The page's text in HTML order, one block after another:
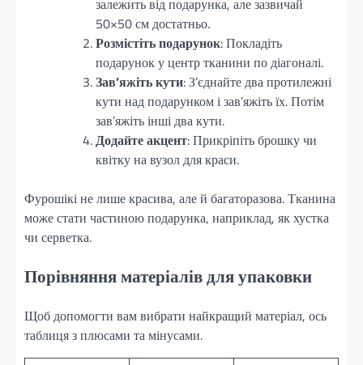
залежить від подарунка, але зазвичай
50×50 см достатньо.
Розмістіть подарунок: Покладіть
подарунок у центр тканини по діагоналі.
Зав’яжіть кути: З’єднайте два протилежні
кути над подарунком і зав’яжіть їх. Потім
зав’яжіть інші два кути.
Додайте акцент: Прикріпіть брошку чи
квітку на вузол для краси.
Фурошікі не лише красива, але й багаторазова. Тканина
може стати частиною подарунка, наприклад, як хустка
чи серветка.
Порівняння матеріалів для упаковки
Щоб допомогти вам вибрати найкращий матеріал, ось
таблиця з плюсами та мінусами.